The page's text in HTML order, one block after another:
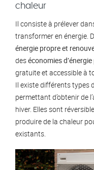
chaleur
Il consiste à prélever
transformer en énergie.
énergie propre et
deséconomies d’énergie
gratuite et accessible à
Il existe différents types
permettant d’obtenir de
hiver. Elles sont
produire de la chaleur
existants.